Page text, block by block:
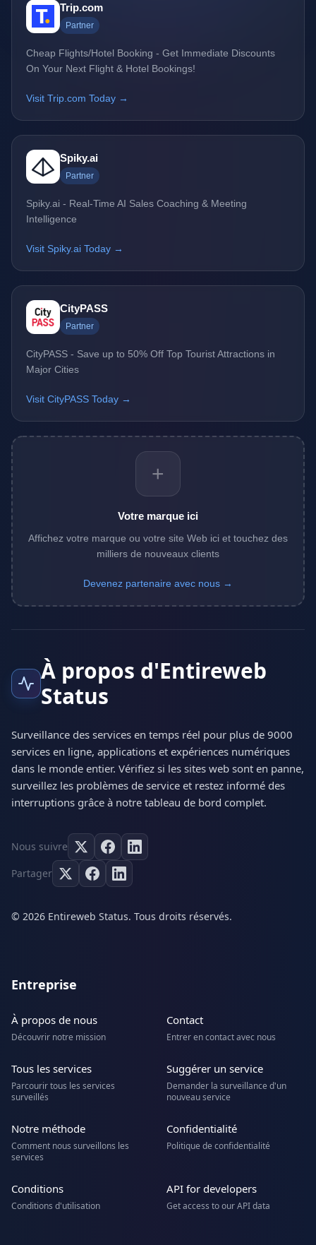
Trip.com
Partner
Cheap Flights/Hotel Booking - Get Immediate Discounts
On Your Next Flight & Hotel Bookings!
Visit Trip.com Today →
Spiky.ai
Partner
Spiky.ai - Real-Time AI Sales Coaching & Meeting
Intelligence
Visit Spiky.ai Today →
CityPASS
Partner
CityPASS - Save up to 50% Off Top Tourist Attractions in
Major Cities
Visit CityPASS Today →
+
Votre marque ici
Affichez votre marque ou votre site Web ici et touchez des
milliers de nouveaux clients
Devenez partenaire avec nous →
À propos d'Entireweb
Status
Surveillance des services en temps réel pour plus de 9000
services en ligne, applications et expériences numériques
dans le monde entier. Vérifiez si les sites web sont en panne,
surveillez les problèmes de service et restez informé des
interruptions grâce à notre tableau de bord complet.
Nous suivre
Partager
© 2026 Entireweb Status. Tous droits réservés.
Entreprise
À propos de nous
Découvrir notre mission
Contact
Entrer en contact avec nous
Tous les services
Parcourir tous les services
surveillés
Suggérer un service
Demander la surveillance d'un
nouveau service
Notre méthode
Comment nous surveillons les
services
Confidentialité
Politique de confidentialité
Conditions
Conditions d'utilisation
API for developers
Get access to our API data